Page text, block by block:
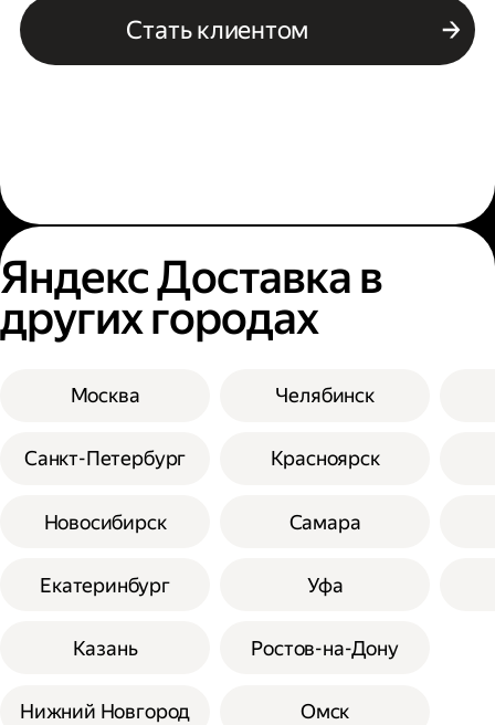
Стать клиентом
Яндекс Доставка в
других городах
Москва
Санкт-Петербург
Новосибирск
Екатеринбург
Казань
Нижний Новгород
Челябинск
Красноярск
Самара
Уфа
Ростов-на-Дону
Омск